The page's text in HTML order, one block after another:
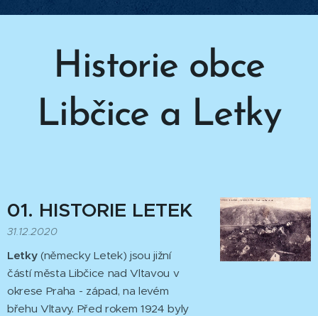
Historie obce
Libčice a Letky
01. HISTORIE LETEK
31.12.2020
Letky(německy Letek) jsou jižní
částí města Libčice nad Vltavou v
okrese Praha - západ, na levém
břehu Vltavy. Před rokem 1924 byly